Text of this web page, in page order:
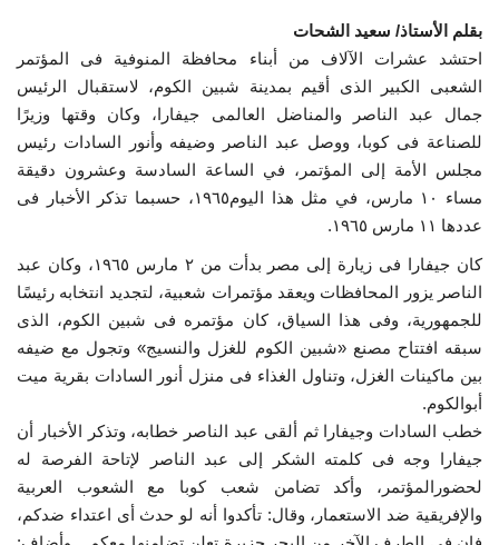
مصر
فريق العمل
إرث جمال عبدالناصر
أخبار
منحة ناصر للقيادة الدولية
مرجعياتنا
المواطن العالمي
الرواد
فرص
بقلم الأستاذ/ سعيد الشحات
احتشد عشرات الآلاف من أبناء محافظة المنوفية فى المؤتمر
الشعبى الكبير الذى أقيم بمدينة شبين الكوم، لاستقبال الرئيس
جمال عبد الناصر والمناضل العالمى جيفارا، وكان وقتها وزيرًا
للصناعة فى كوبا، ووصل عبد الناصر وضيفه وأنور السادات رئيس
مجلس الأمة إلى المؤتمر، في الساعة السادسة وعشرون دقيقة
مساء ١٠ مارس، في مثل هذا اليوم١٩٦٥، حسبما تذكر الأخبار فى
عددها ١١ مارس ١٩٦٥.
كان جيفارا فى زيارة إلى مصر بدأت من ٢ مارس ١٩٦٥، وكان عبد
الناصر يزور المحافظات ويعقد مؤتمرات شعبية، لتجديد انتخابه رئيسًا
للجمهورية، وفى هذا السياق، كان مؤتمره فى شبين الكوم، الذى
سبقه افتتاح مصنع «شبين الكوم للغزل والنسيج» وتجول مع ضيفه
بين ماكينات الغزل، وتناول الغذاء فى منزل أنور السادات بقرية ميت
أبوالكوم.
خطب السادات وجيفارا ثم ألقى عبد الناصر خطابه، وتذكر الأخبار أن
جيفارا وجه فى كلمته الشكر إلى عبد الناصر لإتاحة الفرصة له
لحضورالمؤتمر، وأكد تضامن شعب كوبا مع الشعوب العربية
والإفريقية ضد الاستعمار، وقال: تأكدوا أنه لو حدث أى اعتداء ضدكم،